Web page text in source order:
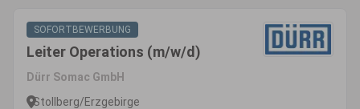
SOFORTBEWERBUNG
Leiter Operations (m/w/d)
Dürr Somac GmbH
Stollberg/Erzgebirge